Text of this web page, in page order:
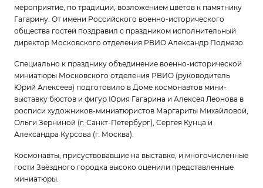
мероприятие, по традиции, возложением цветов к памятнику
Гагарину. От имени Российского военно-исторического
общества гостей поздравил с праздником исполнительный
директор Московского отделения РВИО Александр Подмазо.
Специально к празднику объединение военно-исторической
миниатюры Московского отделения РВИО (руководитель
Юрий Алексеев) подготовило в Доме космонавтов мини-
выставку бюстов и фигур Юрия Гагарина и Алексея Леонова в
росписи художников-миниатюристов Маргариты Михайловой,
Ольги Зерниной (г. Санкт-Петербург), Сергея Кунца и
Александра Курсова (г. Москва).
Космонавты, присуствовавшие на выставке, и многочисленные
гости Звёздного городка высоко оценили представленные
миниатюры.